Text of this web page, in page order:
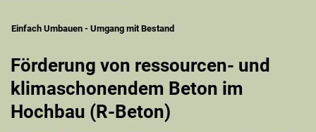
Einfach Umbauen - Umgang mit Bestand
Förderung von ressourcen- und
klimaschonendem Beton im
Hochbau (R-Beton)